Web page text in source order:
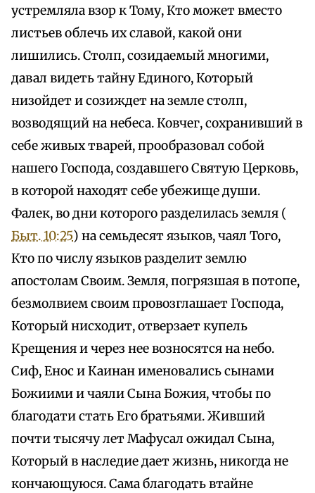
устремляла взор к Тому, Кто может вместо
листьев облечь их славой, какой они
лишились. Столп, созидаемый многими,
давал видеть тайну Единого, Который
низойдет и созиждет на земле столп,
возводящий на небеса. Ковчег, сохранивший в
себе живых тварей, прообразовал собой
нашего Господа, создавшего Святую Церковь,
в которой находят себе убежище души.
Фалек, во дни которого разделилась земля (
Быт. 10:25) на семьдесят языков, чаял Того,
Кто по числу языков разделит землю
апостолам Своим. Земля, погрязшая в потопе,
безмолвием своим провозглашает Господа,
Который нисходит, отверзает купель
Крещения и через нее возносятся на небо.
Сиф, Енос и Каинан именовались сынами
Божиими и чаяли Сына Божия, чтобы по
благодати стать Его братьями. Живший
почти тысячу лет Мафусал ожидал Сына,
Который в наследие дает жизнь, никогда не
кончающуюся. Сама благодать втайне